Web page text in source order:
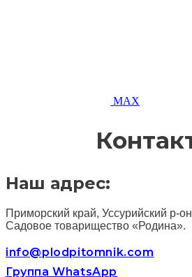
MAX
Наш адрес:
Приморский край, Уссурийский р-
Садовое товарищество «Родина».
info@plodpitomnik.com
Группа WhatsApp